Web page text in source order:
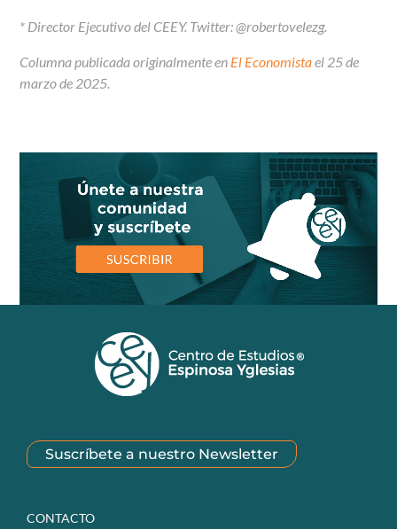
* Director Ejecutivo del CEEY. Twitter: @robertovelezg.
Columna publicada originalmente en El Economistael 25 de
marzo de 2025.
Suscríbete a nuestro Newsletter
CONTACTO